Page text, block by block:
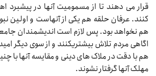
قرار می دهند تا از مسمومیت آنها در پیشبرد
کنند. عرفان حلقه هم یکی از آنهاست و اولین
هم نخواهد بود. پس لازم است اندیشمندان
اگاهی مردم تلاش بیشتریکنند و از سوی دیگر
هم با دقت در ملاک های دینی و مقایسه آنها با
مهلک آنها گرفتار نشوند.